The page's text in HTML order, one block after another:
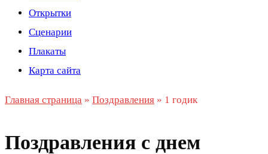
Открытки
Сценарии
Плакаты
Карта сайта
Главная страница » Поздравления » 1 годик
Поздравления с днем